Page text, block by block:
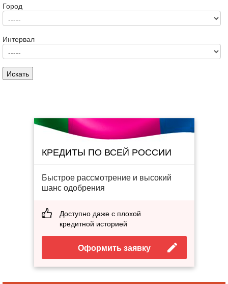
Город
Интервал
КРЕДИТЫ ПО ВСЕЙ РОССИИ
Быстрое рассмотрение и высокий
шанс одобрения
Доступно даже с плохой
кредитной историей
Оформить заявку